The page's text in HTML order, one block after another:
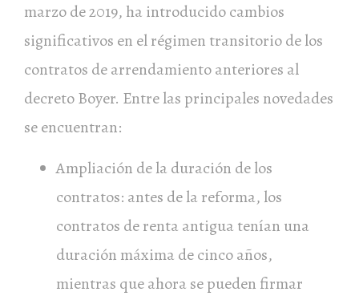
marzo de 2019, ha introducido cambios
significativos en el régimen transitorio de los
contratos de arrendamiento anteriores al
decreto Boyer. Entre las principales novedades
se encuentran:
Ampliación de la duración de los
contratos: antes de la reforma, los
contratos de renta antigua tenían una
duración máxima de cinco años,
mientras que ahora se pueden firmar